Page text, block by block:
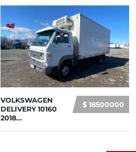
$ 18500000
VOLKSWAGEN
DELIVERY 10160
2018...